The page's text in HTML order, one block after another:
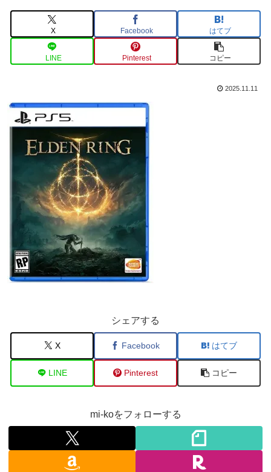
X Facebook はてブ
LINE Pinterest コピー
2025.11.11
シェアする
X Facebook はてブ
LINE Pinterest コピー
mi-koをフォローする